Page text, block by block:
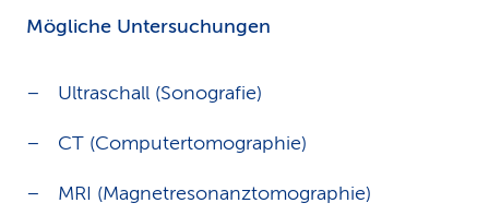
Mögliche Untersuchungen
Ultraschall (Sonografie)
CT (Computertomographie)
MRI (Magnetresonanztomographie)